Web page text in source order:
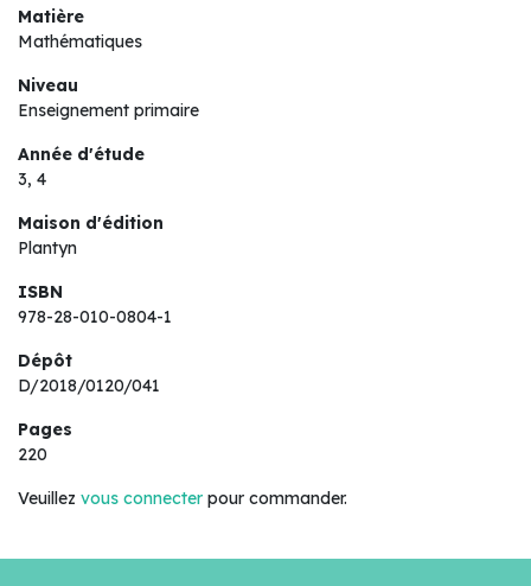
Matière
Mathématiques
Niveau
Enseignement primaire
Année d'étude
3, 4
Maison d'édition
Plantyn
ISBN
978-28-010-0804-1
Dépôt
D/2018/0120/041
Pages
220
Veuillez vous connecter pour commander.